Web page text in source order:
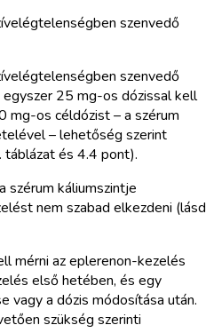
szenvedő
szenvedő
25 mg-os dózissal kell
mg-os céldózist – a szérum
– lehetőség szerint
és 4.4 pont).
szérum káliumszintje
nem szabad elkezdeni (lásd
mérni az eplerenon-kezelés
első hetében, és egy
vagy a dózis módosítása után.
szükség szerinti